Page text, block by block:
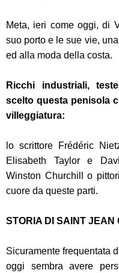
Meta, ieri come oggi, di
suo porto e le sue vie,
ed alla moda della costa.
Ricchi industriali,
scelto questa penisola
villeggiatura:
lo scrittore Frédéric
Elisabeth Taylor e
Winston Churchill o
cuore da queste parti.
STORIA DI SAINT JEAN
Sicuramente frequentata
oggi sembra avere